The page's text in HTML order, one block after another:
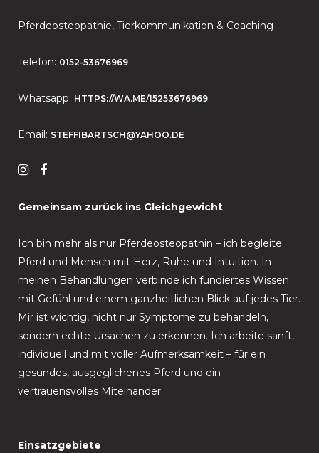
Pferdeosteopathie, Tierkommunikation & Coaching
Telefon: 0152-53676969
Whatsapp: HTTPS://WA.ME/15253676969
Email: STEFFIBARTSCH@YAHOO.DE
Gemeinsam zurück ins Gleichgewicht
Ich bin mehr als nur Pferdeosteopathin – ich begleite
Pferd und Mensch mit Herz, Ruhe und Intuition. In
meinen Behandlungen verbinde ich fundiertes Wissen
mit Gefühl und einem ganzheitlichen Blick auf jedes Tier.
Mir ist wichtig, nicht nur Symptome zu behandeln,
sondern echte Ursachen zu erkennen. Ich arbeite sanft,
individuell und mit voller Aufmerksamkeit – für ein
gesundes, ausgeglichenes Pferd und ein
vertrauensvolles Miteinander.
Einsatzgebiete